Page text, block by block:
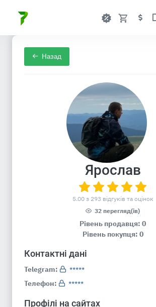
Назад
Ярослав
5.00 з 293 відгуків та оцінок
32 перегляд(ів)
Рівень продавця: 0
Рівень покупця: 0
Контактні дані
Telegram:
*****
Телефон:
*****
Профілі на сайтах